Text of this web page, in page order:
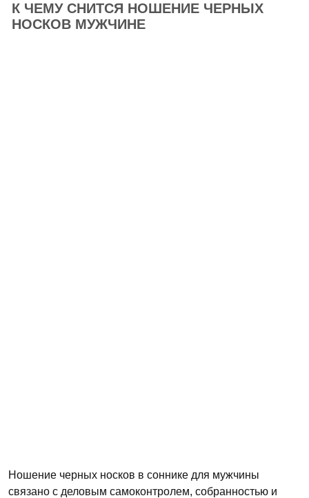
К ЧЕМУ СНИТСЯ НОШЕНИЕ ЧЕРНЫХ
НОСКОВ МУЖЧИНЕ
Ношение черных носков в соннике для мужчины
связано с деловым самоконтролем, собранностью и